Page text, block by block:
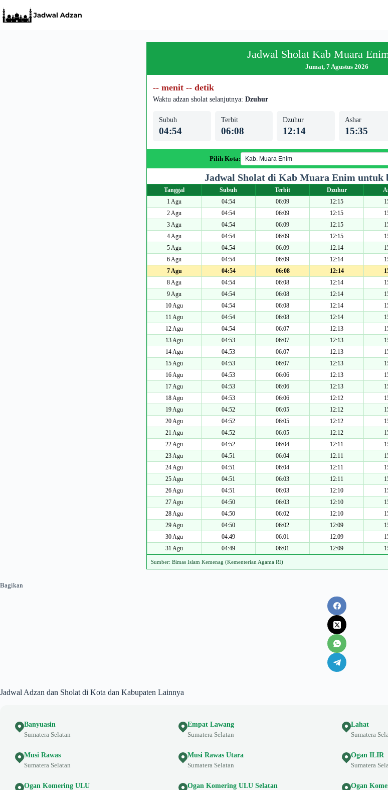
to
content
Jadwal Sholat Kab Muara
Jumat, 7 Agustus 2026
-- menit -- detik
Waktu adzan sholat selanjutnya: Dzuhur
Subuh
04:54
Terbit
06:08
Dzuhur
12:14
Ashar
15:35
Pilih Kota:
Jadwal Sholat di Kab Muara Enim untuk
Tanggal Subuh Terbit Dzuhur
1 Agu
04:54 06:09 12:15
2 Agu
04:54 06:09 12:15
3 Agu
04:54 06:09 12:15
4 Agu
04:54 06:09 12:15
5 Agu
04:54 06:09 12:14
6 Agu
04:54 06:09 12:14
7 Agu
04:54 06:08 12:14
8 Agu
04:54 06:08 12:14
9 Agu
04:54 06:08 12:14
10 Agu
04:54 06:08 12:14
11 Agu
04:54 06:08 12:14
12 Agu
04:54 06:07 12:13
13 Agu
04:53 06:07 12:13
14 Agu
04:53 06:07 12:13
15 Agu
04:53 06:07 12:13
16 Agu
04:53 06:06 12:13
17 Agu
04:53 06:06 12:13
18 Agu
04:53 06:06 12:12
19 Agu
04:52 06:05 12:12
20 Agu
04:52 06:05 12:12
21 Agu
04:52 06:05 12:12
22 Agu
04:52 06:04 12:11
23 Agu
04:51 06:04 12:11
24 Agu
04:51 06:04 12:11
25 Agu
04:51 06:03 12:11
26 Agu
04:51 06:03 12:10
27 Agu
04:50 06:03 12:10
28 Agu
04:50 06:02 12:10
29 Agu
04:50 06:02 12:09
30 Agu
04:49 06:01 12:09
31 Agu
04:49 06:01 12:09
Sumber: Bimas Islam Kemenag (Kementerian Agama RI)
Bagikan
Jadwal Adzan dan Sholat di Kota dan Kabupaten Lainnya
Banyuasin
Sumatera Selatan
Empat Lawang
Sumatera Selatan
Lahat
Sumatera
Musi Rawas
Sumatera Selatan
Musi Rawas Utara
Sumatera Selatan
Ogan ILIR
Sumatera
Ogan Komering ULU
Ogan Komering ULU Selatan
Ogan